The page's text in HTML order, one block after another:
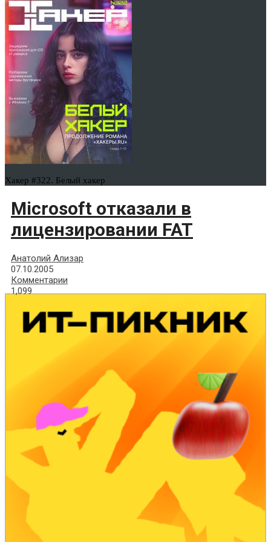
Хакер #322. Белый хакер
Microsoft отказали в
лицензировании FAT
Анатолий Ализар
07.10.2005
Комментарии
1,099